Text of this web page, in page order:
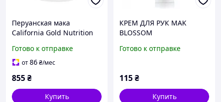
Перуанская мака
California Gold Nutrition
240 шт
Готово к отправке
от86₴/мес
855₴
Купить
КРЕМ ДЛЯ РУК MAK
BLOSSOM
Готово к отправке
115₴
Купить